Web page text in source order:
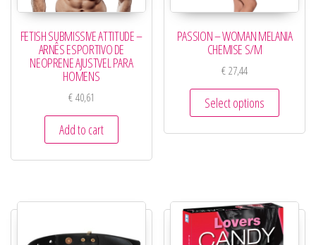
FETISH SUBMISSIVE ATTITUDE –
ARNÊS ESPORTIVO DE
NEOPRENE AJUSTVEL PARA
HOMENS
€40,61
Add to cart
PASSION – WOMAN MELANIA
CHEMISE S/M
€27,44
Select options